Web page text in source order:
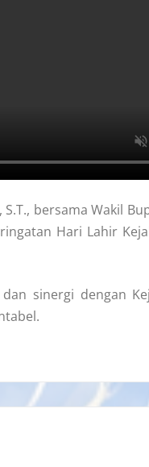
bersama Wakil
Hari Lahir
sinergi dengan